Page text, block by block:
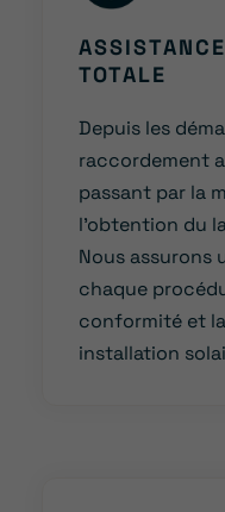
TOTALE
Depuis les
raccordement
passant par la
l’obtention du
Nous assurons
chaque
conformité et
installation